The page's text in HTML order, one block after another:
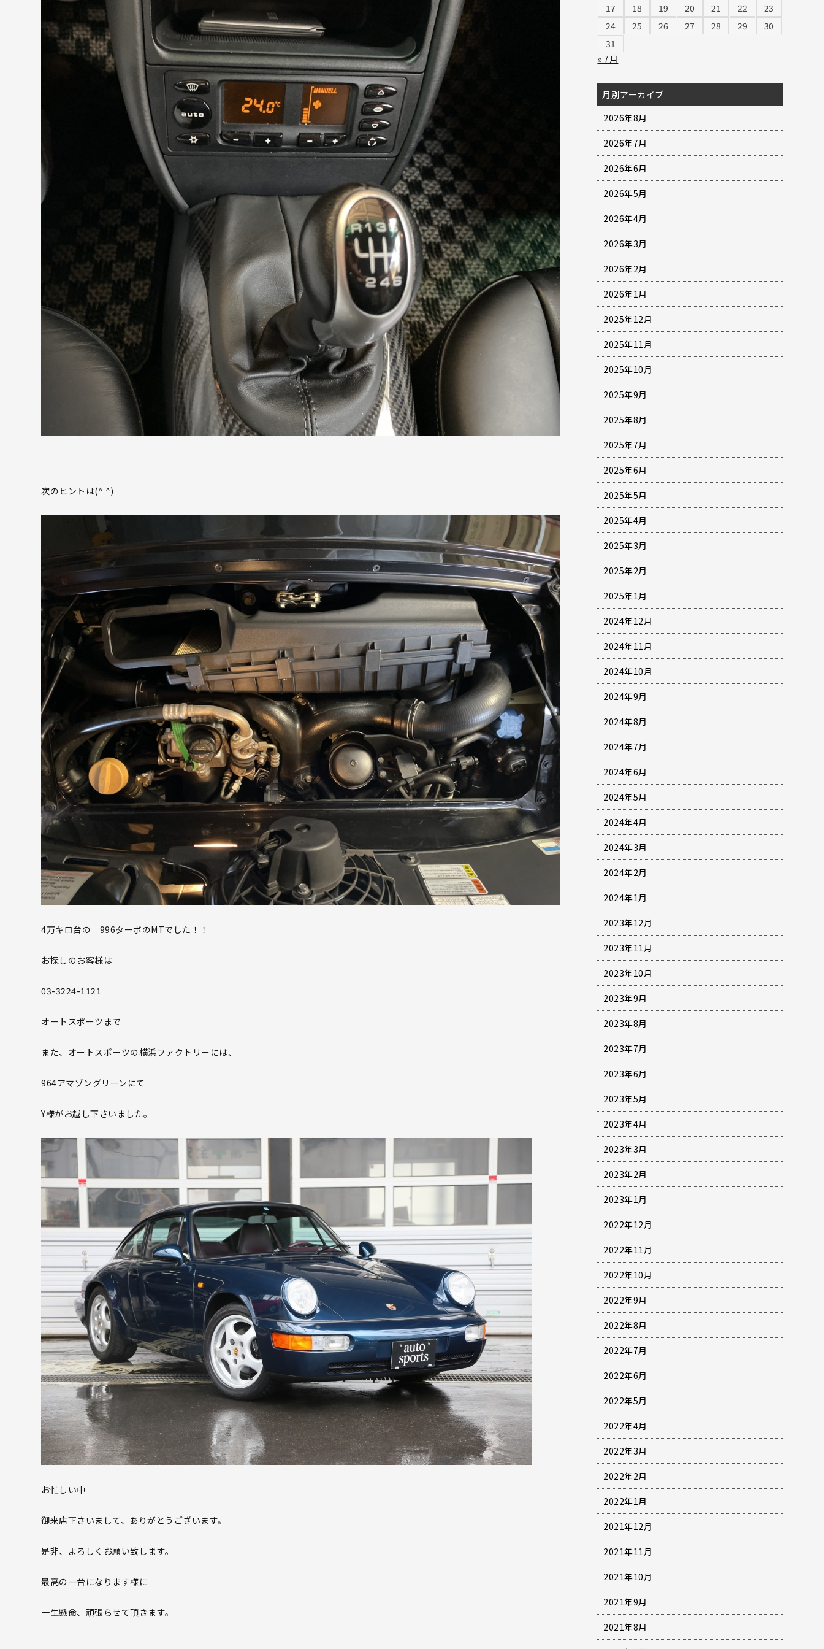
次のヒントは(^ ^)
4万キロ台の 996ターボのMTでした！！
お探しのお客様は
03-3224-1121
オートスポーツまで
また、オートスポーツの横浜ファクトリーには、
964アマゾングリーンにて
Y様がお越し下さいました。
お忙しい中
御来店下さいまして、ありがとうございます。
是非、よろしくお願い致します。
最高の一台になります様に
一生懸命、頑張らせて頂きます。
17 18 19 20 21 22
23
24
25 26 27 28 29
30
31
« 7月
月別アーカイブ
2026年8月
2026年7月
2026年6月
2026年5月
2026年4月
2026年3月
2026年2月
2026年1月
2025年12月
2025年11月
2025年10月
2025年9月
2025年8月
2025年7月
2025年6月
2025年5月
2025年4月
2025年3月
2025年2月
2025年1月
2024年12月
2024年11月
2024年10月
2024年9月
2024年8月
2024年7月
2024年6月
2024年5月
2024年4月
2024年3月
2024年2月
2024年1月
2023年12月
2023年11月
2023年10月
2023年9月
2023年8月
2023年7月
2023年6月
2023年5月
2023年4月
2023年3月
2023年2月
2023年1月
2022年12月
2022年11月
2022年10月
2022年9月
2022年8月
2022年7月
2022年6月
2022年5月
2022年4月
2022年3月
2022年2月
2022年1月
2021年12月
2021年11月
2021年10月
2021年9月
2021年8月